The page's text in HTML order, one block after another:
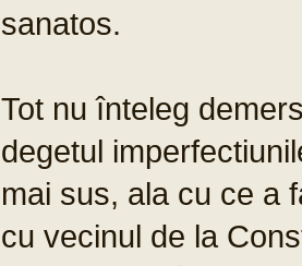
sanatos.
Tot nu înteleg
degetul
mai sus, ala cu ce a
cu vecinul de la